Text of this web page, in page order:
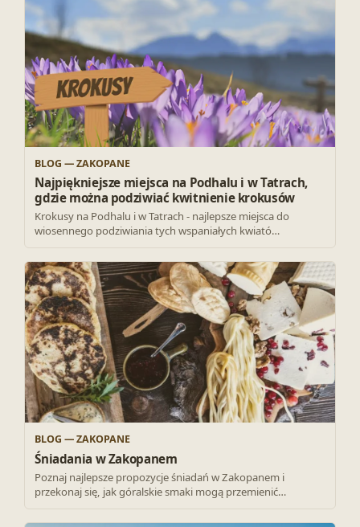
BLOG — ZAKOPANE
Najpiękniejsze miejsca na Podhalu i w Tatrach,
gdzie można podziwiać kwitnienie krokusów
Krokusy na Podhalu i w Tatrach - najlepsze miejsca do
wiosennego podziwiania tych wspaniałych kwiató…
BLOG — ZAKOPANE
Śniadania w Zakopanem
Poznaj najlepsze propozycje śniadań w Zakopanem i
przekonaj się, jak góralskie smaki mogą przemienić…